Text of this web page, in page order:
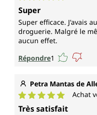
Note moyenne de 5
Super
Super efficace. J'avais
droguerie. Malgré le
aucun effet.
Répondre1
Petra Mantas de
Note moyenne de 5
Achat
Très satisfait